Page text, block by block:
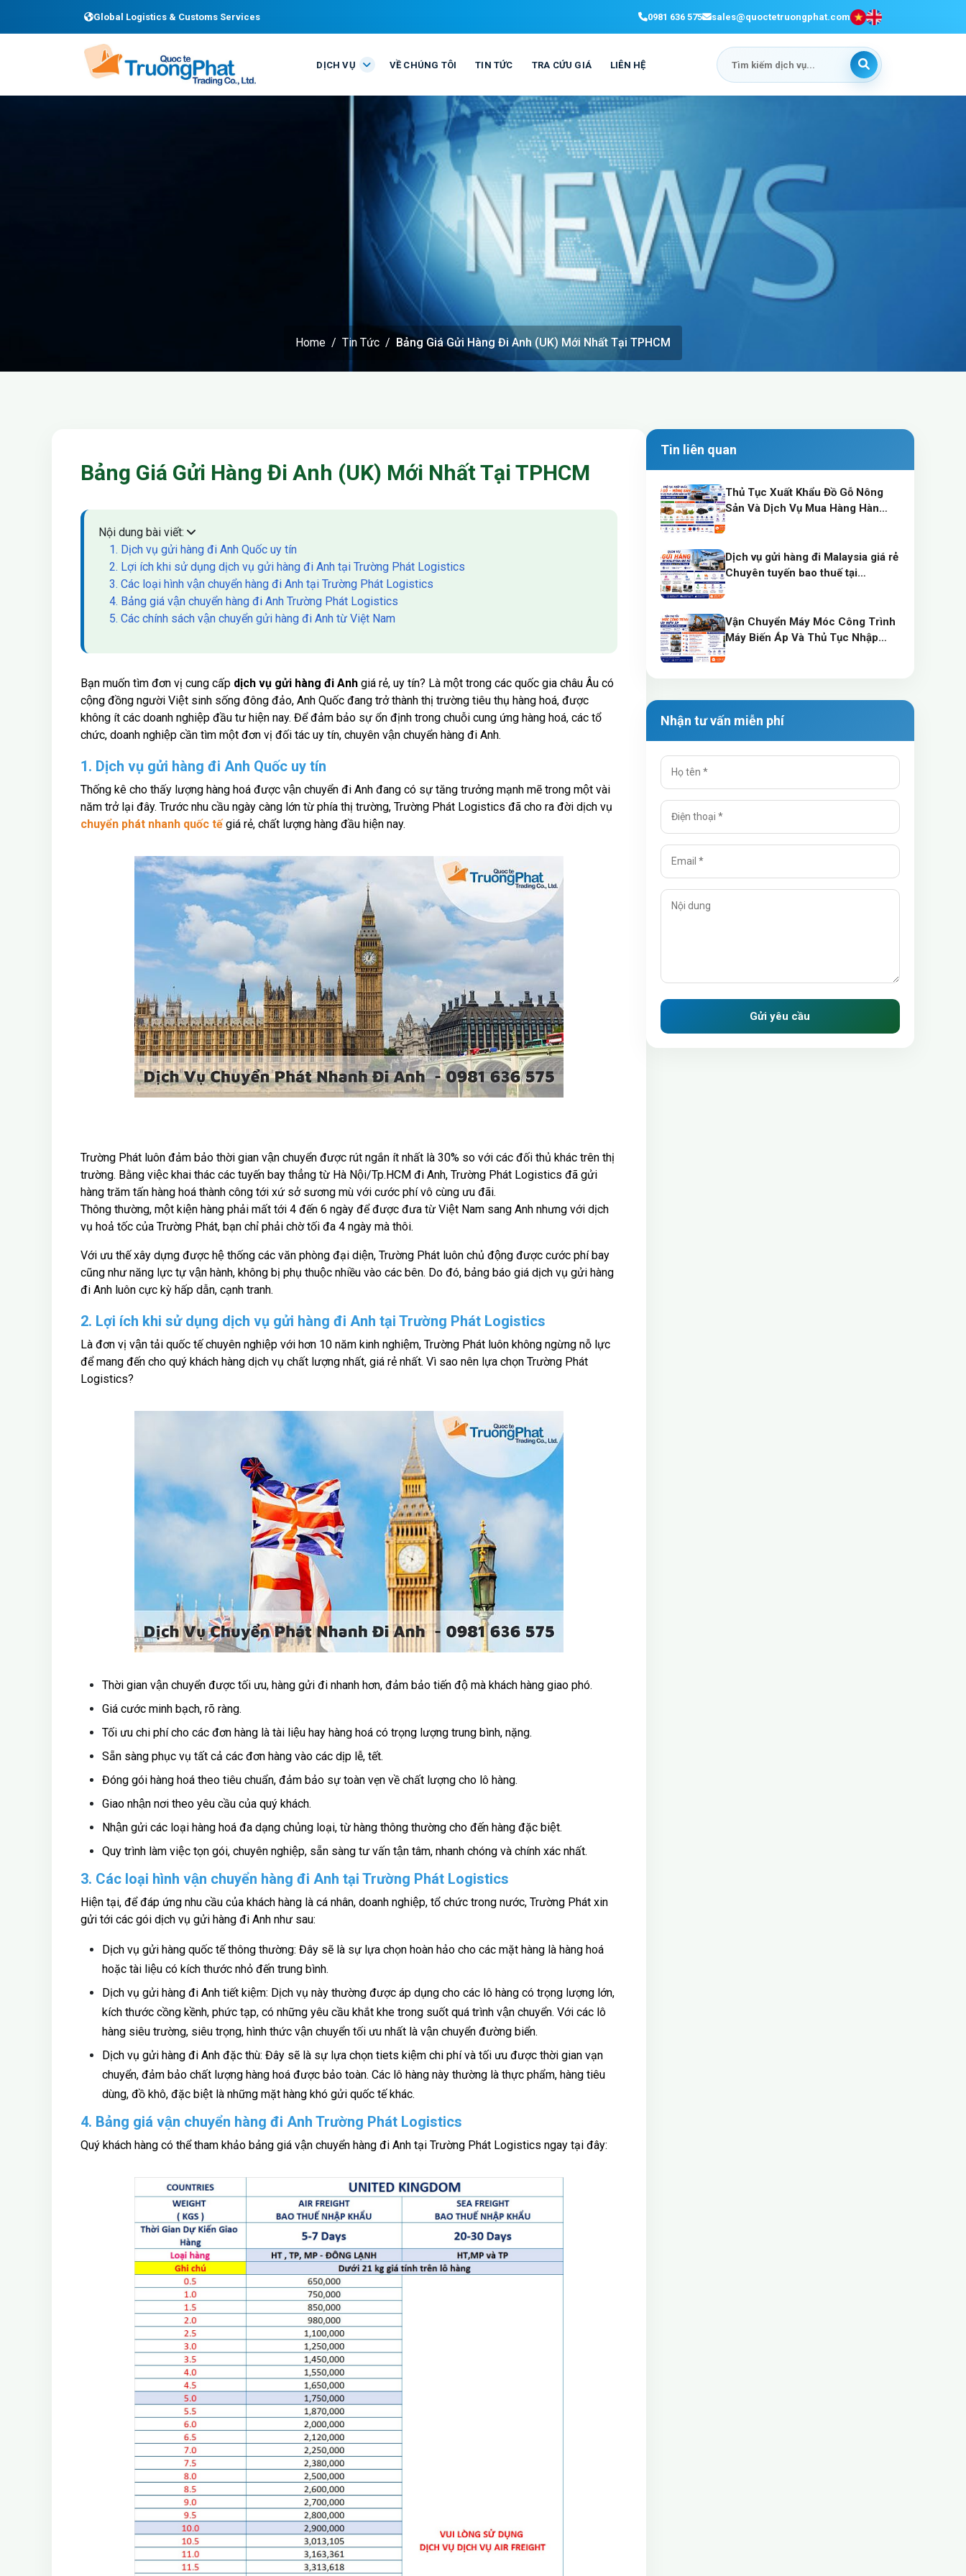
Global Logistics & Customs Services 0981 636 575 sales@quoctetruongphat.com
DỊCH VỤ VỀ CHÚNG TÔI TIN TỨC TRA CỨU GIÁ LIÊN HỆ
Home Tin Tức Bảng Giá Gửi Hàng Đi Anh (UK) Mới Nhất Tại TPHCM
Bảng Giá Gửi Hàng Đi Anh (UK) Mới Nhất Tại TPHCM
Nội dung bài viết:
1. Dịch vụ gửi hàng đi Anh Quốc uy tín
2. Lợi ích khi sử dụng dịch vụ gửi hàng đi Anh tại Trường Phát Logistics
3. Các loại hình vận chuyển hàng đi Anh tại Trường Phát Logistics
4. Bảng giá vận chuyển hàng đi Anh Trường Phát Logistics
5. Các chính sách vận chuyển gửi hàng đi Anh từ Việt Nam
Bạn muốn tìm đơn vị cung cấp dịch vụ gửi hàng đi Anh giá rẻ, uy tín? Là một trong các quốc gia châu Âu có
cộng đồng người Việt sinh sống đông đảo, Anh Quốc đang trở thành thị trường tiêu thụ hàng hoá, được
không ít các doanh nghiệp đầu tư hiện nay. Để đảm bảo sự ổn định trong chuỗi cung ứng hàng hoá, các tổ
chức, doanh nghiệp cần tìm một đơn vị đối tác uy tín, chuyên vận chuyển hàng đi Anh.
1. Dịch vụ gửi hàng đi Anh Quốc uy tín
Thống kê cho thấy lượng hàng hoá được vận chuyển đi Anh đang có sự tăng trưởng mạnh mẽ trong một vài
năm trở lại đây. Trước nhu cầu ngày càng lớn từ phía thị trường, Trường Phát Logistics đã cho ra đời dịch vụ
chuyển phát nhanh quốc tếgiá rẻ, chất lượng hàng đầu hiện nay.
Trường Phát luôn đảm bảo thời gian vận chuyển được rút ngắn ít nhất là 30% so với các đối thủ khác trên thị
trường. Bằng việc khai thác các tuyến bay thẳng từ Hà Nội/Tp.HCM đi Anh, Trường Phát Logistics đã gửi
hàng trăm tấn hàng hoá thành công tới xứ sở sương mù với cước phí vô cùng ưu đãi.
Thông thường, một kiện hàng phải mất tới 4 đến 6 ngày để được đưa từ Việt Nam sang Anh nhưng với dịch
vụ hoả tốc của Trường Phát, bạn chỉ phải chờ tối đa 4 ngày mà thôi.
Với ưu thế xây dựng được hệ thống các văn phòng đại diện, Trường Phát luôn chủ động được cước phí bay
cũng như năng lực tự vận hành, không bị phụ thuộc nhiều vào các bên. Do đó, bảng báo giá dịch vụ gửi hàng
đi Anh luôn cực kỳ hấp dẫn, cạnh tranh.
2. Lợi ích khi sử dụng dịch vụ gửi hàng đi Anh tại Trường Phát Logistics
Là đơn vị vận tải quốc tế chuyên nghiệp với hơn 10 năm kinh nghiệm, Trường Phát luôn không ngừng nỗ lực
để mang đến cho quý khách hàng dịch vụ chất lượng nhất, giá rẻ nhất. Vì sao nên lựa chọn Trường Phát
Logistics?
Thời gian vận chuyển được tối ưu, hàng gửi đi nhanh hơn, đảm bảo tiến độ mà khách hàng giao phó.
Giá cước minh bạch, rõ ràng.
Tối ưu chi phí cho các đơn hàng là tài liệu hay hàng hoá có trọng lượng trung bình, nặng.
Sẵn sàng phục vụ tất cả các đơn hàng vào các dịp lễ, tết.
Đóng gói hàng hoá theo tiêu chuẩn, đảm bảo sự toàn vẹn về chất lượng cho lô hàng.
Giao nhận nơi theo yêu cầu của quý khách.
Nhận gửi các loại hàng hoá đa dạng chủng loại, từ hàng thông thường cho đến hàng đặc biệt.
Quy trình làm việc tọn gói, chuyên nghiệp, sẵn sàng tư vấn tận tâm, nhanh chóng và chính xác nhất.
3. Các loại hình vận chuyển hàng đi Anh tại Trường Phát Logistics
Hiện tại, để đáp ứng nhu cầu của khách hàng là cá nhân, doanh nghiệp, tổ chức trong nước, Trường Phát xin
gửi tới các gói dịch vụ gửi hàng đi Anh như sau:
Dịch vụ gửi hàng quốc tế thông thường: Đây sẽ là sự lựa chọn hoàn hảo cho các mặt hàng là hàng hoá
hoặc tài liệu có kích thước nhỏ đến trung bình.
Dịch vụ gửi hàng đi Anh tiết kiệm: Dịch vụ này thường được áp dụng cho các lô hàng có trọng lượng lớn,
kích thước cồng kềnh, phức tạp, có những yêu cầu khắt khe trong suốt quá trình vận chuyển. Với các lô
hàng siêu trường, siêu trọng, hình thức vận chuyển tối ưu nhất là vận chuyển đường biển.
Dịch vụ gửi hàng đi Anh đặc thù: Đây sẽ là sự lựa chọn tiets kiệm chi phí và tối ưu được thời gian vạn
chuyển, đảm bảo chất lượng hàng hoá được bảo toàn. Các lô hàng này thường là thực phẩm, hàng tiêu
dùng, đồ khô, đặc biệt là những mặt hàng khó gửi quốc tế khác.
4. Bảng giá vận chuyển hàng đi Anh Trường Phát Logistics
Quý khách hàng có thể tham khảo bảng giá vận chuyển hàng đi Anh tại Trường Phát Logistics ngay tại đây:
Tin liên quan
Thủ Tục Xuất Khẩu Đồ Gỗ Nông
Sản Và Dịch Vụ Mua Hàng Hàn
Quốc Tối Ưu Thuế Qua EVFTA
Dịch vụ gửi hàng đi Malaysia giá rẻ
Chuyên tuyến bao thuế tại
TP.HCM
Vận Chuyển Máy Móc Công Trình
Máy Biến Áp Và Thủ Tục Nhập
Khẩu Máy Móc Cũ
Nhận tư vấn miễn phí
Gửi yêu cầu